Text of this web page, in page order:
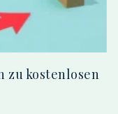
zu kostenlosen